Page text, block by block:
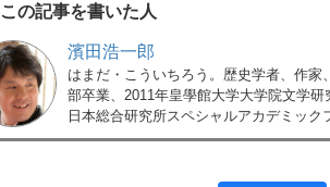
の記事を書いた人
濱田浩一郎
はまだ・こういちろう。歴史学者、作
部卒業、2011年皇學館大学大学院文学
日本総合研究所スペシャルアカデミッ